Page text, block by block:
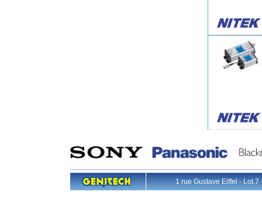
1 rue Gustave Eiffel -